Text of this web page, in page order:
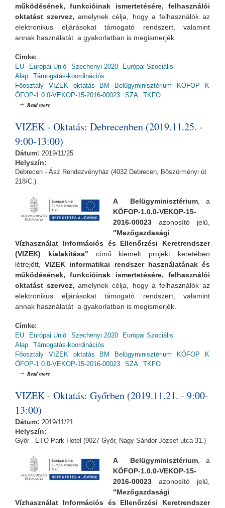
működésének, funkcióinak ismertetésére, felhasználói
oktatást szervez,amelynek célja, hogy a felhasználók az
elektronikus eljárásokat támogató rendszert, valamint
annak használatát a gyakorlatban is megismerjék.
Címke:
EU
Európai Unió Szechenyi 2020
Európai Szociális
Alap
Támogatás-koordinációs
Főosztály
VIZEK oktatás BM Belügyminisztérium KÖFOP
K
ÖFOP-1.0.0-VEKOP-15-2016-00023
SZA TKFO
Read more
VIZEK - Oktatás: Debrecenben (2019.11.25. -
9:00-13:00)
Dátum: 2019/11/25
Helyszín:
Debrecen - Ász Rendezvényház (4032 Debrecen, Böszörményi út
218/C.)
A Belügyminisztérium , a
KÖFOP-1.0.0-VEKOP-15-
2016-00023 azonosító jelű,
"Mezőgazdasági
Vízhasználat Információs és Ellenőrzési Keretrendszer
(VIZEK) kialakítása" című kiemelt projekt keretében
létrejött,VIZEK informatikai rendszer használatának és
működésének, funkcióinak ismertetésére, felhasználói
oktatást szervez,amelynek célja, hogy a felhasználók az
elektronikus eljárásokat támogató rendszert, valamint
annak használatát a gyakorlatban is megismerjék.
Címke:
EU
Európai Unió Szechenyi 2020
Európai Szociális
Alap
Támogatás-koordinációs
Főosztály
VIZEK oktatás BM Belügyminisztérium KÖFOP
K
ÖFOP-1.0.0-VEKOP-15-2016-00023
SZA TKFO
Read more
VIZEK - Oktatás: Győrben (2019.11.21. - 9:00-
13:00)
Dátum: 2019/11/21
Helyszín:
Győr - ETO Park Hotel (9027 Győr, Nagy Sándor József utca 31.)
A Belügyminisztérium , a
KÖFOP-1.0.0-VEKOP-15-
2016-00023 azonosító jelű,
"Mezőgazdasági
Vízhasználat Információs és Ellenőrzési Keretrendszer